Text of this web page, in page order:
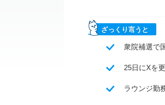
ざっくり言うと
衆院補選で
25日にXを
ラウンジ勤